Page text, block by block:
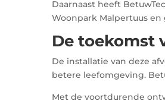
Daarnaast heeft
Woonpark Malpertuus
De toekomst
De installatie van deze
betere leefomgeving.
Met de voortdurende